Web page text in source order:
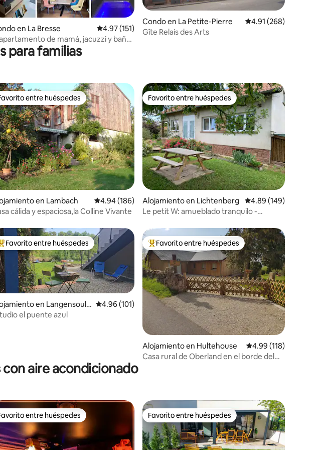
4.89 de 5, 226 reseñas
en La Bresse Calificación promedio: 4.97 de 5, 151 reseñas
4.97 (151)
de mamá, jacuzzi y baño
privado
Condo en La Petite-Pierre Calificación promedio:
4.91 (268)
Gîte Relais des Arts
para familias
4.95 de 5, 290 reseñas
entre huéspedes
entre huéspedes
en Lambach Calificación promedio: 4.94 de 5, 186 reseñas
4.94 (186)
cálida y espaciosa,la Colline Vivante
Favorito entre huéspedes
Favorito entre huéspedes
Alojamiento en Lichtenberg Calificación promedio:
4.89 (149)
Le petit W: amueblado tranquilo -
4.98 de 5, 109 reseñas
entre huéspedes preferido
Favorito entre huéspedes
en Langensoult
Calificación promedio: 4.96 de 5, 101 reseñas
4.96 (101)
el puente azul
Favorito entre huéspedes preferido
Favorito entre huéspedes
Alojamiento en Hultehouse Calificación promedio:
4.99 (118)
Casa rural de Oberland en el borde del
aire acondicionado
entre huéspedes
entre huéspedes Favorito entre huéspedes
Favorito entre huéspedes